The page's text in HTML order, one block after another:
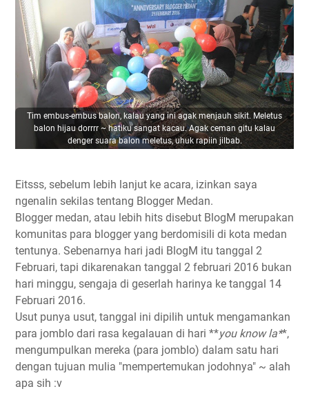
Tim embus-embus balon, kalau yang ini agak menjauh sikit. Meletus
balon hijau dorrrr ~ hatiku sangat kacau. Agak ceman gitu kalau
denger suara balon meletus, uhuk rapiin jilbab.
Eitsss, sebelum lebih lanjut ke acara, izinkan saya
ngenalin sekilas tentang Blogger Medan.
Blogger medan, atau lebih hits disebut BlogM merupakan
komunitas para blogger yang berdomisili di kota medan
tentunya. Sebenarnya hari jadi BlogM itu tanggal 2
Februari, tapi dikarenakan tanggal 2 februari 2016 bukan
hari minggu, sengaja di geserlah harinya ke tanggal 14
Februari 2016.
Usut punya usut, tanggal ini dipilih untuk mengamankan
para jomblo dari rasa kegalauan di hari **you know la**,
mengumpulkan mereka (para jomblo) dalam satu hari
dengan tujuan mulia "mempertemukan jodohnya" ~ alah
apa sih :v